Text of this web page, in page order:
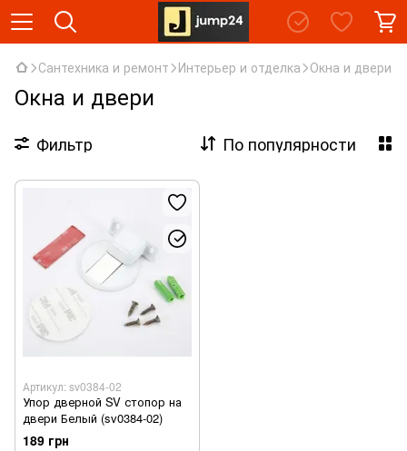
Сантехника и ремонт Интерьер и отделка Окна и двери
Окна и двери
Фильтр По популярности
Артикул: sv0384-02
Упор дверной SV стопор на
двери Белый (sv0384-02)
189 грн